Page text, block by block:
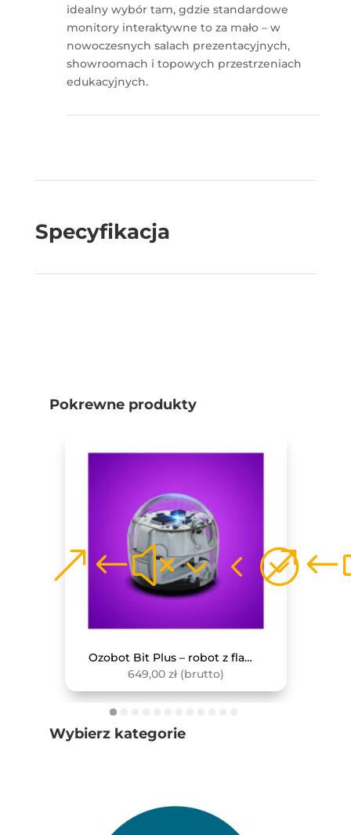
idealny wybór tam, gdzie standardowe
monitory interaktywne to za mało – w
nowoczesnych salach prezentacyjnych,
showroomach i topowych przestrzeniach
edukacyjnych.
Specyfikacja
Pokrewne produkty
Ozobot Bit Plus – robot z flamastrami
649,00 zł (brutto)
Wybierz kategorie